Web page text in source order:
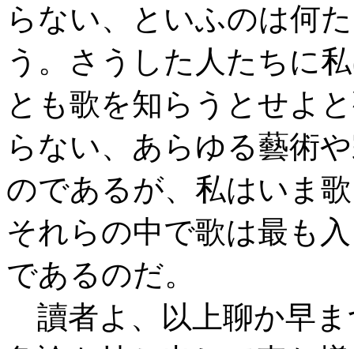
らない、といふのは何
う。さうした人たちに
とも歌を知らうとせよ
らない、あらゆる藝術
のであるが、私はいま
それらの中で歌は最も
であるのだ。
讀者よ、以上聊か早